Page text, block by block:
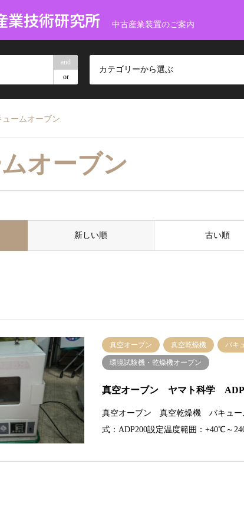
業技術研究所 中古産業装置のご案内
and
or
カテゴリーから選ぶ
ュームオーブン
オーブン
新しい順 古い順
真空オーブン 真空乾燥機 バキ
環境試験機・乾燥機オーブン
真空オーブン ヤマト科学
真空オーブン 真空乾燥機 バキュー
式：ADP200設定温度範囲：+40℃～